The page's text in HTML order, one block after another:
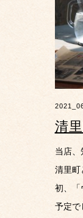
清
当店、
清里町
初、「
予定で